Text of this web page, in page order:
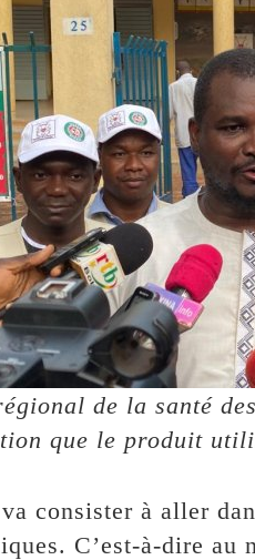
de la santé
que le produit
consister à aller
C’est-à-dire au